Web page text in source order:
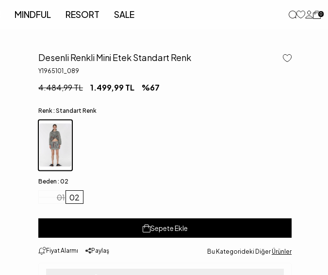
MINDFUL RESORT SALE 0
Desenli Renkli Mini Etek Standart Renk
Y1965101_089
4.484,99TL 1.499,99TL %67
Renk : Standart Renk
Beden : 02
01 02
Sepete Ekle
Fiyat Alarmı Paylaş Bu Kategorideki Diğer Ürünler